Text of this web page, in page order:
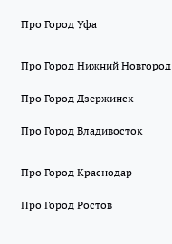
Про Город Уфа
Про Город Нижний Новгород
Про Город Дзержинск
Про Город Владивосток
Про Город Краснодар
Про Город Ростов